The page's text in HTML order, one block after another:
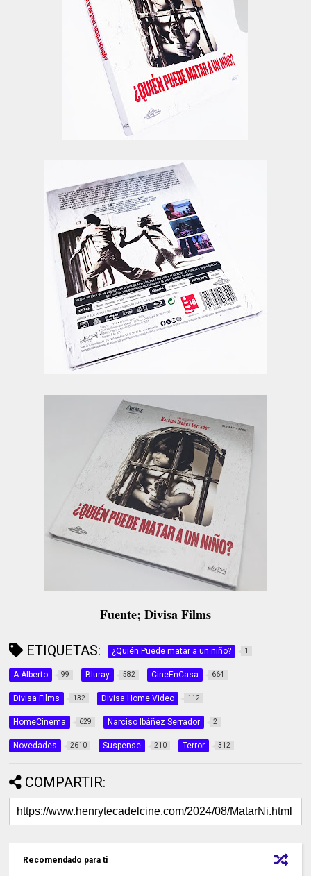
Fuente; Divisa Films
ETIQUETAS: ¿Quién Puede matar a un niño? 1
A.Alberto 99 Bluray 582 CineEnCasa 664
Divisa Films 132 Divisa Home Video 112
HomeCinema 629 Narciso Ibáñez Serrador 2
Novedades 2610 Suspense 210 Terror 312
COMPARTIR:
Recomendado para ti